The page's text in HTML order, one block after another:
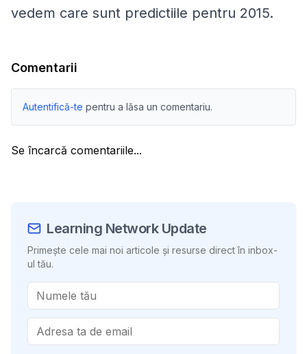
vedem care sunt predictiile pentru 2015.
Comentarii
Autentifică-te pentru a lăsa un comentariu.
Se încarcă comentariile...
Learning Network Update
Primește cele mai noi articole și resurse direct în inbox-
ul tău.